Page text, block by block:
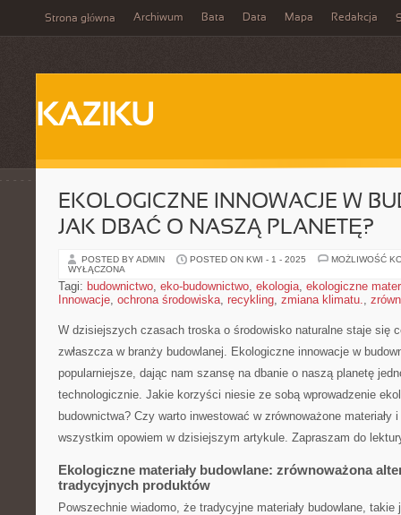
Strona główna Archiwum Bata Data Mapa Redakcja
KAZIKU
EKOLOGICZNE INNOWACJE W
JAK DBAĆ O NASZĄ PLANETĘ?
POSTED BY ADMIN POSTED ON KWI - 1 - 2025
MOŻLIWOŚĆ
WYŁĄCZONA
Tagi: budownictwo, eko-budownictwo, ekologia, ekologiczne
Innowacje, ochrona środowiska, recykling, zmiana klimatu.,
W dzisiejszych czasach⁢ troska o ‍środowisko naturalne staje się
zwłaszcza w branży ‍budowlanej. Ekologiczne innowacje w
popularniejsze, ‌dając nam szansę⁤ na‍ dbanie o naszą‍ planetę
technologicznie. Jakie korzyści niesie ze sobą⁤ wprowadzenie
budownictwa? Czy warto inwestować w‌ zrównoważone materiały
wszystkim opowiem w dzisiejszym artykule. Zapraszam⁣ do
Ekologiczne⁤ materiały budowlane: zrównoważona
‌tradycyjnych ‌produktów
Powszechnie wiadomo, że ‍tradycyjne materiały budowlane, takie